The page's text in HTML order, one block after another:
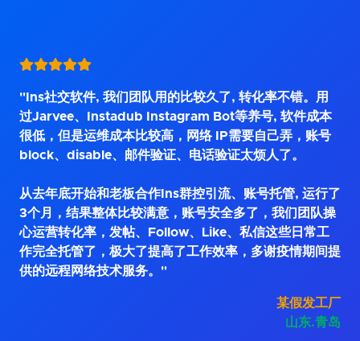
"Ins社交软件, 我们团队用的比较久了, 转化率不错。用
过Jarvee、Instadub Instagram Bot等养号, 软件成本
很低，但是运维成本比较高，网络 IP需要自己弄，账号
block、disable、邮件验证、电话验证太烦人了。
从去年底开始和老板合作Ins群控引流、账号托管, 运行了
3个月，结果整体比较满意，账号安全多了，我们团队操
心运营转化率，发帖、Follow、Like、私信这些日常工
作完全托管了，极大了提高了工作效率，多谢疫情期间提
供的远程网络技术服务。"
某假发工厂
山东.青岛